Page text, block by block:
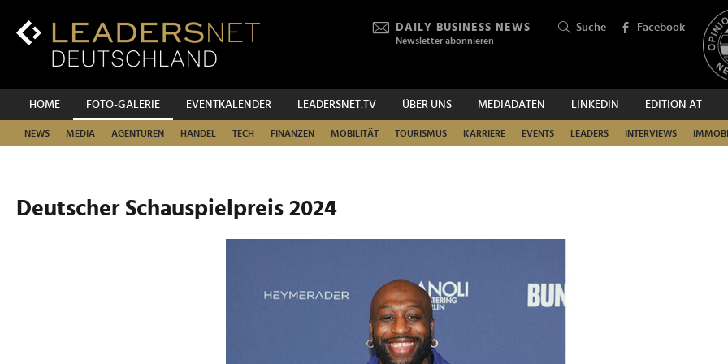
Inhalt
Hauptnavigation
DAILY BUSINESS NEWS
Newsletter abonnieren
Suche Facebook
HOME FOTO-GALERIE EVENTKALENDER LEADERSNET.TV ÜBER UNS MEDIADATEN LINKEDIN EDITION AT
NEWS MEDIA AGENTUREN HANDEL TECH FINANZEN MOBILITÄT TOURISMUS KARRIERE EVENTS LEADERS INTERVIEWS
SUCHEN
Deutscher Schauspielpreis 2024